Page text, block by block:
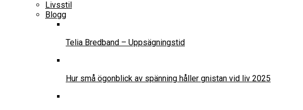
Livsstil
Blogg
Telia Bredband – Uppsägningstid
Hur små ögonblick av spänning håller gnistan vid liv 2025